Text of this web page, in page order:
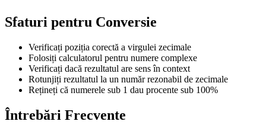
Sfaturi pentru Conversie
Verificați poziția corectă a virgulei zecimale
Folosiți calculatorul pentru numere complexe
Verificați dacă rezultatul are sens în context
Rotunjiți rezultatul la un număr rezonabil de zecimale
Rețineți că numerele sub 1 dau procente sub 100%
Întrebări Frecvente